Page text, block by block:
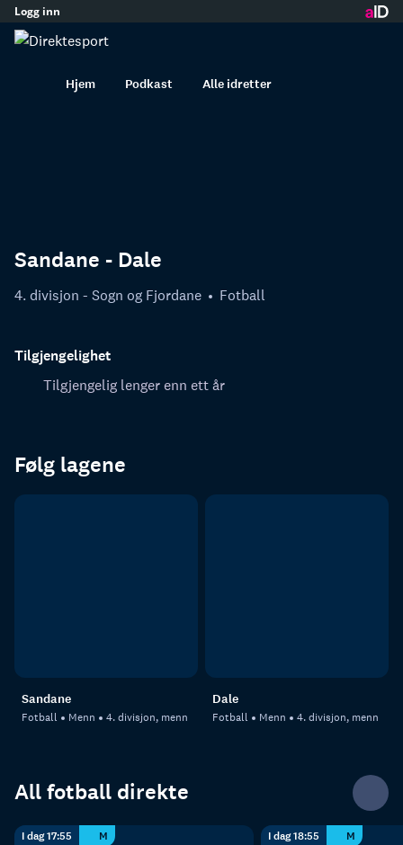
innhold
Logg inn
Hjem Podkast Alle idretter
Sandane - Dale
4. divisjon - Sogn og Fjordane Fotball
Tilgjengelighet
Tilgjengelig lenger enn ett år
Følg lagene
Sandane
Fotball Menn 4. divisjon, menn
Dale
Fotball Menn 4. divisjon, menn
All fotball direkte
I dag 17:55 M I dag 18:55 M